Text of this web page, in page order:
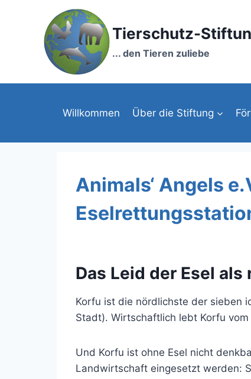
Tierschutz-
... den Tieren zuliebe
Willkommen Über die Stiftung
Animals‘ Angels
Das Leid der Esel
Korfu ist die nördlichste der sieben
Stadt). Wirtschaftlich lebt Korfu
Und Korfu ist ohne Esel nicht
Landwirtschaft eingesetzt werden: